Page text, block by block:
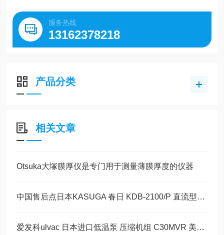
服务热线
13162378218
产品分类
相关文章
Otsuka大塚膜厚仪是专门用于测量薄膜厚度的仪器
中国售后点日本KASUGA 春日 KDB-2100/P 直流型离子风棒
爱发科ulvac 日本进口低温泵 压缩机组 C30MVR 美萨现货系列